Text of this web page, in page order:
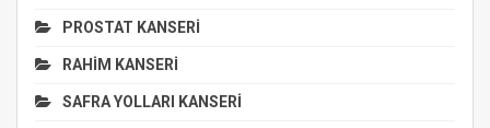
PROSTAT KANSERİ
RAHİM KANSERİ
SAFRA YOLLARI KANSERİ